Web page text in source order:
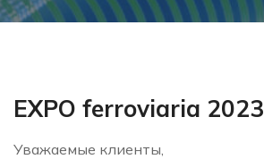
EXPO ferroviaria 2023
Уважаемые клиенты,